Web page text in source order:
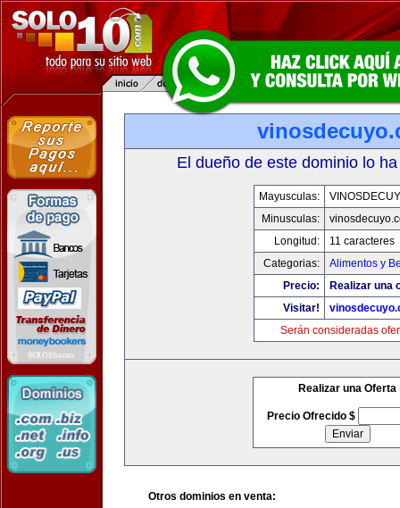
El dueño de este dominio lo
Mayusculas:
Minusculas:
Longitud:
11 caracteres
Categorias:
Alimentos y
Precio:
Realizar una
Visitar!
Serán consideradas
Realizar una Oferta
Precio Ofrecido $
Otros dominios en venta: